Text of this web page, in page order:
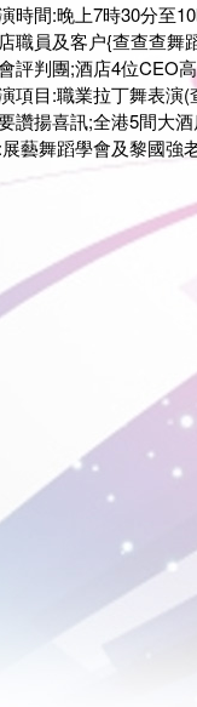
時間:晚上7時30分至
職員及客户{查查查舞
評判團;酒店4位CEO
項目:職業拉丁舞表演(
讚揚喜訊;全港5間大
藝舞蹈學會及黎國強